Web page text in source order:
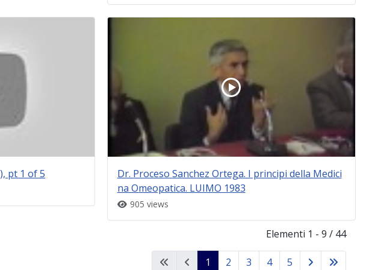
pt 1 of 5
Dr. Proceso Sanchez Ortega. I principi della Medici
na Omeopatica. LUIMO 1983
905 views
Elementi 1 - 9 / 44
1 2 3 4 5